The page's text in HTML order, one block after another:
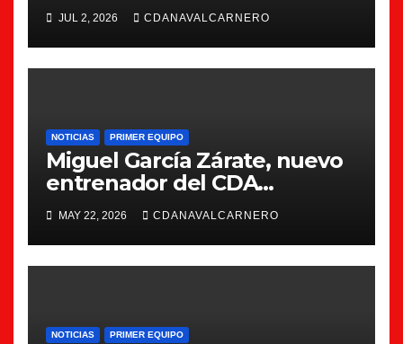
JUL 2, 2026 CDANAVALCARNERO
NOTICIAS PRIMER EQUIPO
Miguel García Zárate, nuevo
entrenador del CDA
Navalcarnero
MAY 22, 2026 CDANAVALCARNERO
NOTICIAS PRIMER EQUIPO